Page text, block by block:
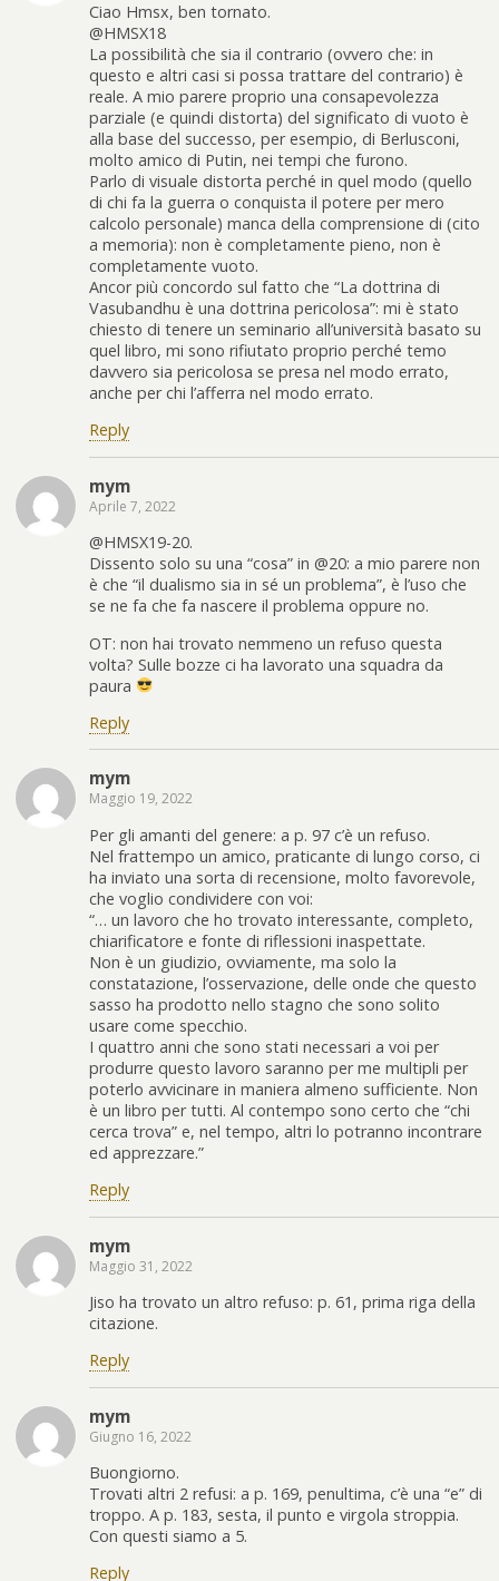
Ciao Hmsx, ben tornato.
@HMSX18
La possibilità che sia il contrario (ovvero che: in
questo e altri casi si possa trattare del contrario) è
reale. A mio parere proprio una consapevolezza
parziale (e quindi distorta) del significato di vuoto è
alla base del successo, per esempio, di Berlusconi,
molto amico di Putin, nei tempi che furono.
Parlo di visuale distorta perché in quel modo (quello
di chi fa la guerra o conquista il potere per mero
calcolo personale) manca della comprensione di (cito
a memoria): non è completamente pieno, non è
completamente vuoto.
Ancor più concordo sul fatto che “La dottrina di
Vasubandhu è una dottrina pericolosa”: mi è stato
chiesto di tenere un seminario all’università basato su
quel libro, mi sono rifiutato proprio perché temo
davvero sia pericolosa se presa nel modo errato,
anche per chi l’afferra nel modo errato.
Reply
mym
Aprile 7, 2022
@HMSX19-20.
Dissento solo su una “cosa” in @20: a mio parere non
è che “il dualismo sia in sé un problema”, è l’uso che
se ne fa che fa nascere il problema oppure no.
OT: non hai trovato nemmeno un refuso questa
volta? Sulle bozze ci ha lavorato una squadra da
paura
Reply
mym
Maggio 19, 2022
Per gli amanti del genere: a p. 97 c’è un refuso.
Nel frattempo un amico, praticante di lungo corso, ci
ha inviato una sorta di recensione, molto favorevole,
che voglio condividere con voi:
“… un lavoro che ho trovato interessante, completo,
chiarificatore e fonte di riflessioni inaspettate.
Non è un giudizio, ovviamente, ma solo la
constatazione, l’osservazione, delle onde che questo
sasso ha prodotto nello stagno che sono solito
usare come specchio.
I quattro anni che sono stati necessari a voi per
produrre questo lavoro saranno per me multipli per
poterlo avvicinare in maniera almeno sufficiente. Non
è un libro per tutti. Al contempo sono certo che “chi
cerca trova” e, nel tempo, altri lo potranno incontrare
ed apprezzare.”
Reply
mym
Maggio 31, 2022
Jiso ha trovato un altro refuso: p. 61, prima riga della
citazione.
Reply
mym
Giugno 16, 2022
Buongiorno.
Trovati altri 2 refusi: a p. 169, penultima, c’è una “e” di
troppo. A p. 183, sesta, il punto e virgola stroppia.
Con questi siamo a 5.
Reply